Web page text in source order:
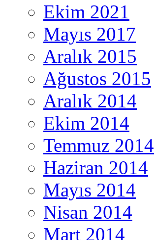
Ekim 2021
Mayıs 2017
Aralık 2015
Ağustos 2015
Aralık 2014
Ekim 2014
Temmuz 2014
Haziran 2014
Mayıs 2014
Nisan 2014
Mart 2014